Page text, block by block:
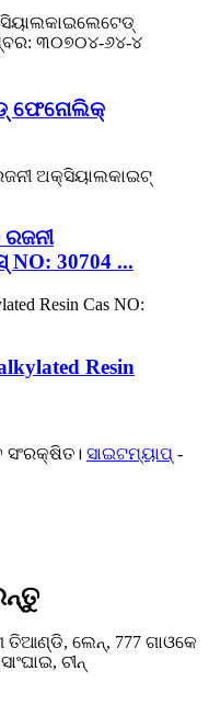
ଫେନୋଲିକ୍
30704 ...
Resin
ସଂରକ୍ଷିତ। ସାଇଟମ୍ୟାପ୍ -
ଲେନ୍, 777 ଗାଓକେ
ଚୀନ୍